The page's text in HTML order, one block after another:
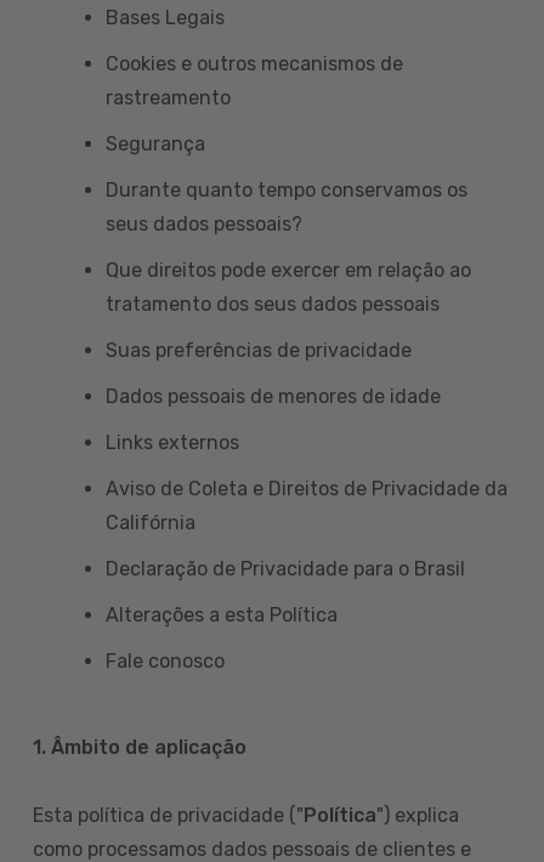
Bases Legais
Cookies e outros mecanismos de
rastreamento
Segurança
Durante quanto tempo conservamos os
seus dados pessoais?
Que direitos pode exercer em relação ao
tratamento dos seus dados pessoais
Suas preferências de privacidade
Dados pessoais de menores de idade
Links externos
Aviso de Coleta e Direitos de Privacidade da
Califórnia
Declaração de Privacidade para o Brasil
Alterações a esta Política
Fale conosco
1. Âmbito de aplicação
Esta política de privacidade ("Política") explica
como processamos dados pessoais de clientes e